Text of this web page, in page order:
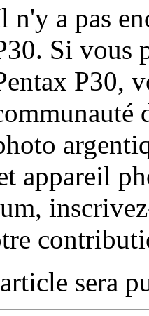
n'y a pas
Si vous
P30,
appareil
sera